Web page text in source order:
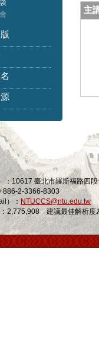
主
：10617 臺北市羅斯福路四
2-3366-8303
）： NTUCCS@ntu.edu.tw
2,775,908 建議最佳解析